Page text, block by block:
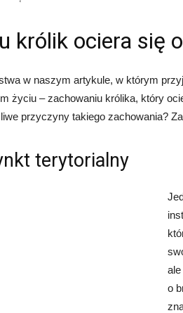
królik ociera się
w naszym artykule, w którym
życiu – zachowaniu królika, który
przyczyny takiego zachowania?
terytorialny
o